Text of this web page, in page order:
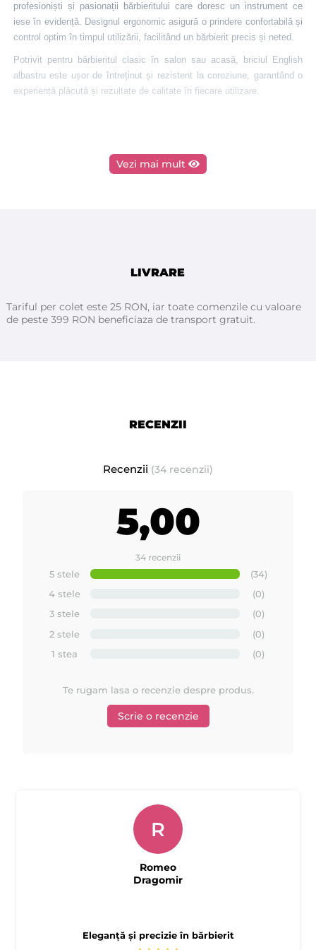
profesioniști și pasionații bărbieritului care doresc un instrument ce
iese în evidență. Designul ergonomic asigură o prindere confortabilă și
control optim în timpul utilizării, facilitând un bărbierit precis și neted.
Potrivit pentru bărbieritul clasic în salon sau acasă, briciul English
albastru este ușor de întreținut și rezistent la coroziune, garantând o
experiență plăcută și rezultate de calitate în fiecare utilizare.
Vezi mai mult
LIVRARE
Tariful per colet este 25 RON, iar toate comenzile cu valoare
de peste 399 RON beneficiaza de transport gratuit.
RECENZII
Recenzii (34 recenzii)
5,00
34 recenzii
5 stele
(34)
4 stele
(0)
3 stele
(0)
2 stele
(0)
1 stea
(0)
Te rugam lasa o recenzie despre produs.
Scrie o recenzie
Eleganță și precizie în bărbierit
R
Romeo
Dragomir